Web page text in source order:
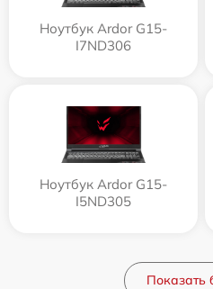
Ноутбук Ardor G15-
I7ND306
Ноутбук Ardor G15-
I5ND305
Показать